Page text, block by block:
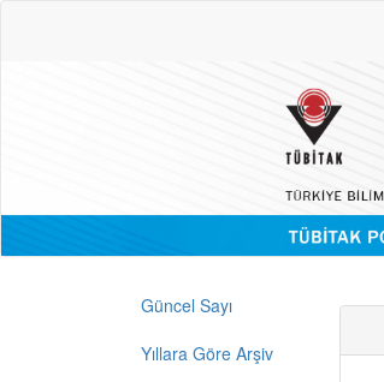
Güncel Sayı
Yıllara Göre Arşiv